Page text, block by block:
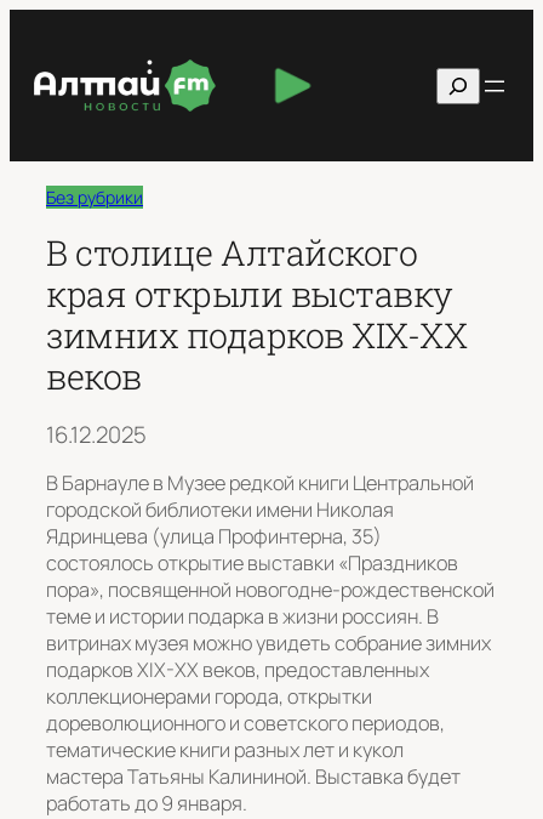
содержимому
Поиск
Без рубрики
В столице Алтайского
края открыли выставку
зимних подарков XIX-XX
веков
16.12.2025
В Барнауле в Музее редкой книги Центральной
городской библиотеки имени Николая
Ядринцева (улица Профинтерна, 35)
состоялось открытие выставки «Праздников
пора», посвященной новогодне-рождественской
теме и истории подарка в жизни россиян. В
витринах музея можно увидеть собрание зимних
подарков XIX-XX веков, предоставленных
коллекционерами города, открытки
дореволюционного и советского периодов,
тематические книги разных лет и кукол
мастера Татьяны Калининой. Выставка будет
работать до 9 января.